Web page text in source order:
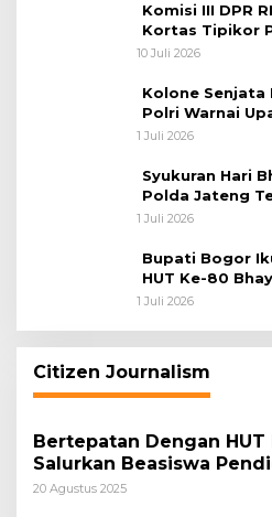
Komisi III DPR
Kortas Tipikor
Korupsi Batu
10 Juli 2026
Kolone Senjata
Polri Warnai
ke-80
1 Juli 2026
Syukuran Hari
Polda Jateng
Pengabdian
1 Juli 2026
Bupati Bogor
HUT Ke-80
dan Pemkab
1 Juli 2026
Citizen Journalism
Bertepatan Dengan HUT
Salurkan Beasiswa
Pelajar
20 Agustus 2025